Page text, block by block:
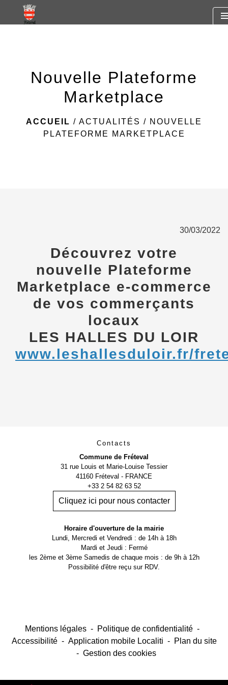
https://www.googletagmanager.com/gtag/js?id=G-
R7SF805ST2
Nouvelle Plateforme
Marketplace
ACCUEIL / ACTUALITÉS / NOUVELLE
PLATEFORME MARKETPLACE
30/03/2022
Découvrez votre
nouvelle Plateforme
Marketplace e-commerce
de vos commerçants
locaux
LES HALLES DU LOIR
www.leshallesduloir.fr/
Contacts
Commune de Fréteval
31 rue Louis et Marie-Louise Tessier
41160 Fréteval - FRANCE
+33 2 54 82 63 52
Cliquez ici pour nous contacter
Horaire d'ouverture de la mairie
Lundi, Mercredi et Vendredi : de 14h à 18h
Mardi et Jeudi : Fermé
les 2ème et 3ème Samedis de chaque mois : de 9h à 12h
Possibilité d'être reçu sur RDV.
Mentions légales - Politique de confidentialité -
Accessibilité - Application mobile Localiti -
Plan du site
- Gestion des cookies